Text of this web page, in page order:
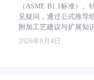
（ASME B1.1标准）。
见疑问，通过公式推导
附加工艺建议与扩展知识
2026年8月4日